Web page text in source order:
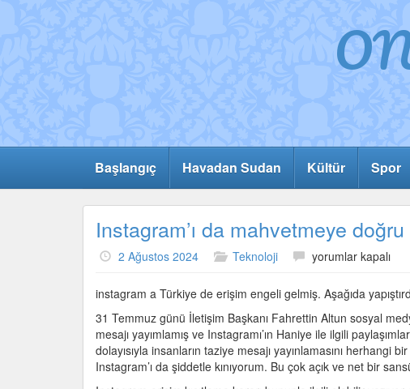
Başlangıç Havadan Sudan Kültür Spor
Instagram’ı da mahvetmeye
2 Ağustos 2024 Teknoloji
Instagram’ı
mahvetmeye
doğru
mu?
için
yorumlar kapalı
instagram a Türkiye de erişim engeli gelmiş. Aşağıda
31 Temmuz günü İletişim Başkanı Fahrettin Altun sosyal
mesajı yayımlamış ve Instagramı’ın Haniye ile ilgili
dolayısıyla insanların taziye mesajı yayınlamasını
Instagram’ı da şiddetle kınıyorum. Bu çok açık ve net bir